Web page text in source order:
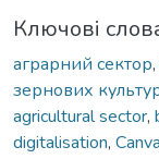
Ключові
аграрний сектор,
зернових
agricultural sector,
digitalisation,